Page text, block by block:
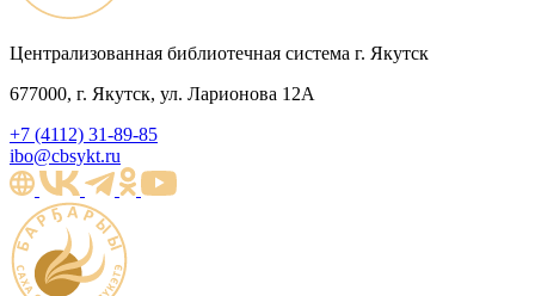
Централизованная библиотечная система г. Якутск
677000, г. Якутск, ул. Ларионова 12А
+7 (4112) 31-89-85
ibo@cbsykt.ru